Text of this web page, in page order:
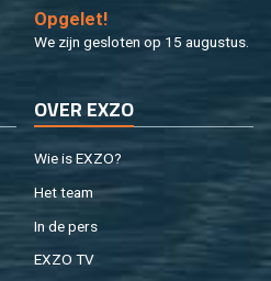
Op­ge­let!
We zijn ge­slo­ten op 15 au­gus­tus.
OVER EXZO
Wie is EXZO?
Het team
In de pers
EXZO TV